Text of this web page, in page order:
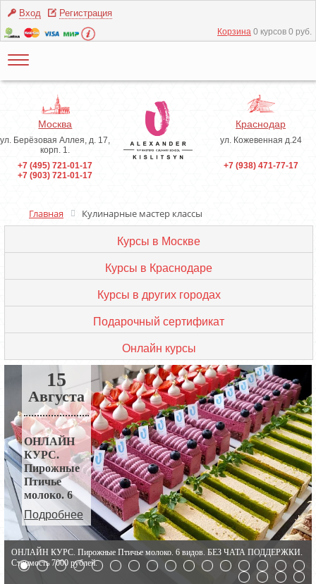
Вход Регистрация
Корзина 0 курсов 0 руб.
Москва
ул. Берёзовая Аллея, д. 17,
корп. 1.
+7 (495) 721-01-17
+7 (903) 721-01-17
Краснодар
ул. Кожевенная д.24
+7 (938) 471-77-17
Главная Кулинарные мастер классы
Курсы в Москве
Курсы в Краснодаре
Курсы в других городах
Подарочный сертификат
Онлайн курсы
15
Августа
ОНЛАЙН
КУРС.
Пирожные
Птичье
молоко. 6
видов.
Подробнее
ОНЛАЙН КУРС. Пирожные Птичье молоко. 6 видов. БЕЗ ЧАТА ПОДДЕРЖКИ.
Стоимость 7000 рублей.
ОНЛАЙН КУРС. Пирожные Птичье молоко. 6 видов. БЕЗ ЧАТА ПОДДЕРЖКИ.
Стоимость 7000 рублей.